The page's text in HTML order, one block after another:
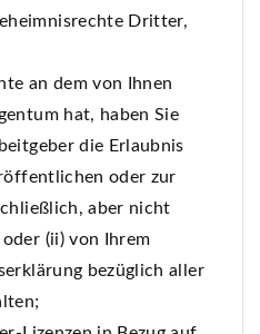
Dritter,
an dem von Ihnen
hat, haben Sie
die Erlaubnis
oder zur
aber nicht
(ii) von Ihrem
bezüglich aller